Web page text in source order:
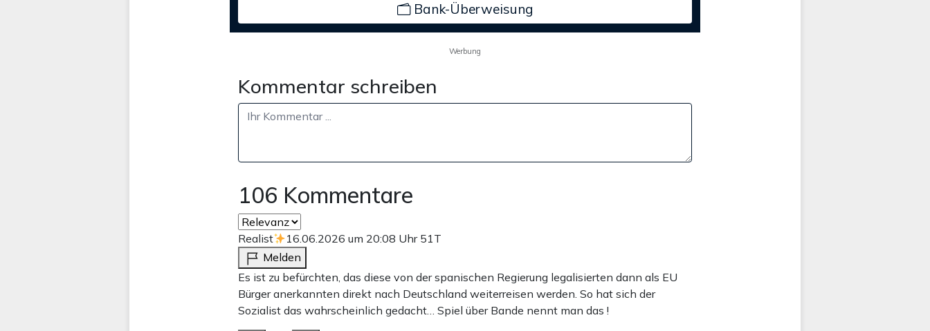
Bank-Überweisung
Werbung
Kommentar schreiben
106 Kommentare
Realist 16.06.2026 um 20:08 Uhr 51T
Melden
Es ist zu befürchten, das diese von der spanischen Regierung legalisierten dann als EU
Bürger anerkannten direkt nach Deutschland weiterreisen werden. So hat sich der
Sozialist das wahrscheinlich gedacht… Spiel über Bande nennt man das !